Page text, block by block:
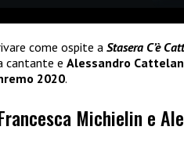
come ospite a Stasera C’è
cantante e Alessandro Cattelan
2020.
Michielin e